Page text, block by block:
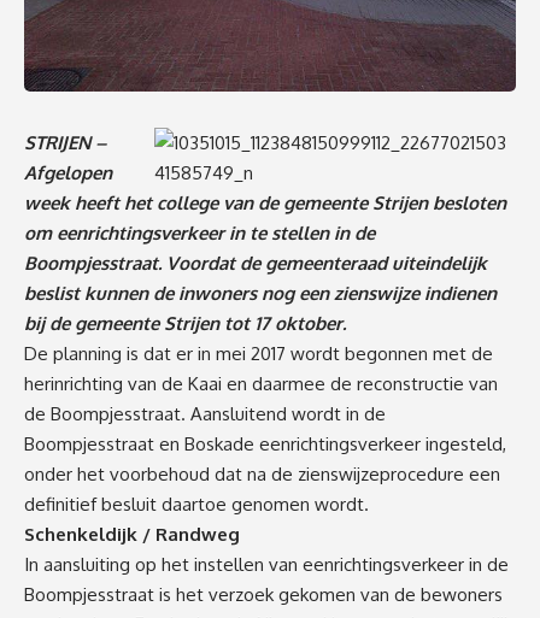
STRIJEN –
Afgelopen
week heeft het college van de gemeente Strijen besloten
om eenrichtingsverkeer in te stellen in de
Boompjesstraat. Voordat de gemeenteraad uiteindelijk
beslist kunnen de inwoners nog een zienswijze indienen
bij de gemeente Strijen tot 17 oktober.
De planning is dat er in mei 2017 wordt begonnen met de
herinrichting van de Kaai en daarmee de reconstructie van
de Boompjesstraat. Aansluitend wordt in de
Boompjesstraat en Boskade eenrichtingsverkeer ingesteld,
onder het voorbehoud dat na de zienswijzeprocedure een
definitief besluit daartoe genomen wordt.
Schenkeldijk / Randweg
In aansluiting op het instellen van eenrichtingsverkeer in de
Boompjesstraat is het verzoek gekomen van de bewoners